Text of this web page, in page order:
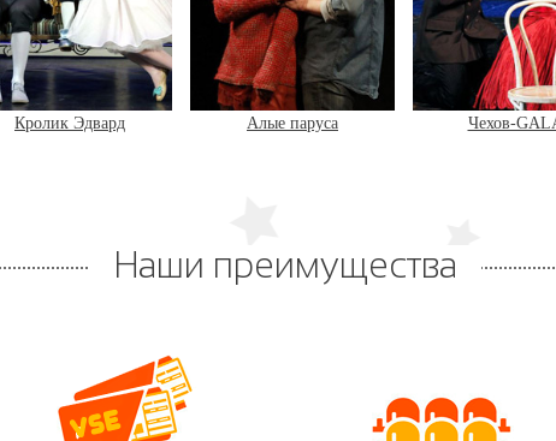
Алые паруса Чехов-GALA Нюрнберг
Наши преимущества